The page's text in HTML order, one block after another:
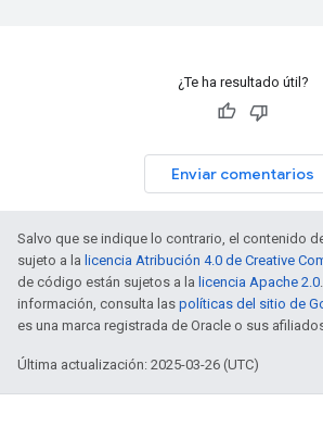
¿Te ha resultado útil?
Enviar comentarios
Salvo que se indique lo contrario, el contenido
sujeto a la licencia Atribución 4.0 de Creative
de código están sujetos a la licencia Apache 2.0
información, consulta las políticas del sitio de
es una marca registrada de Oracle o sus
Última actualización: 2025-03-26 (UTC)